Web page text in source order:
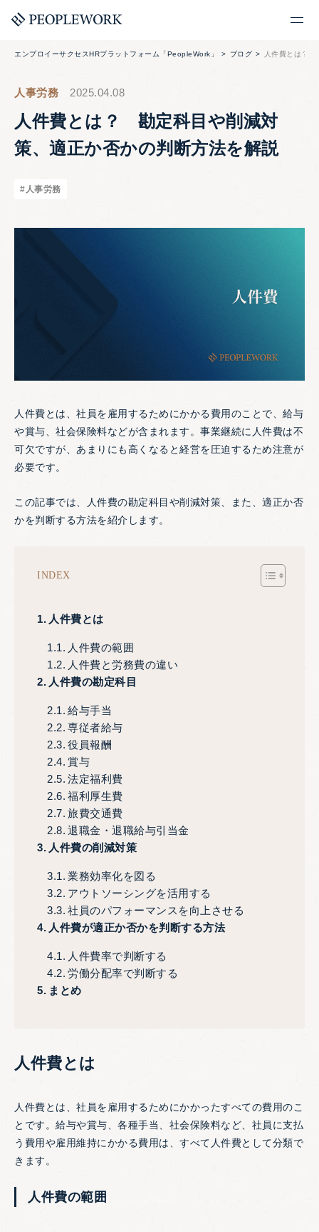
エンプロイーサクセスHRプラットフォーム「PeopleWork」 ブログ 人件費とは？
人事労務 2025.04.08
人件費とは？ 勘定科目や削減対
策、適正か否かの判断方法を解説
#人事労務
人件費とは、社員を雇用するためにかかる費用のことで、給与
や賞与、社会保険料などが含まれます。事業継続に人件費は不
可欠ですが、あまりにも高くなると経営を圧迫するため注意が
必要です。
この記事では、人件費の勘定科目や削減対策、また、適正か否
かを判断する方法を紹介します。
INDEX
人件費とは
人件費の範囲
人件費と労務費の違い
人件費の勘定科目
給与手当
専従者給与
役員報酬
賞与
法定福利費
福利厚生費
旅費交通費
退職金・退職給与引当金
人件費の削減対策
業務効率化を図る
アウトソーシングを活用する
社員のパフォーマンスを向上させる
人件費が適正か否かを判断する方法
人件費率で判断する
労働分配率で判断する
まとめ
人件費とは
人件費とは、社員を雇用するためにかかったすべての費用のこ
とです。給与や賞与、各種手当、社会保険料など、社員に支払
う費用や雇用維持にかかる費用は、すべて人件費として分類で
きます。
人件費の範囲